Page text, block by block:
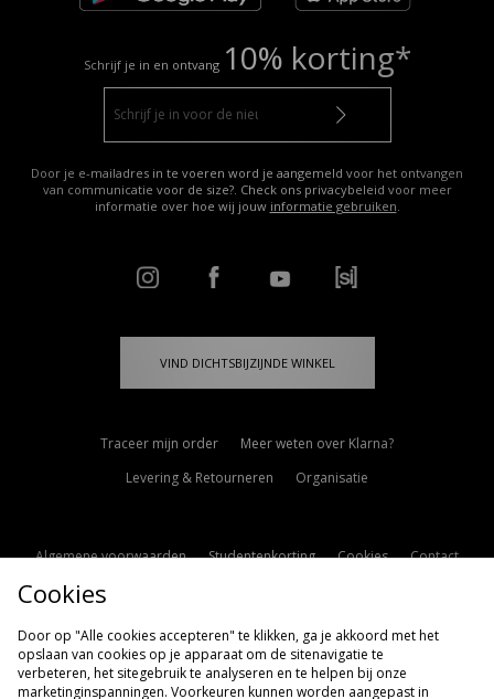
Schrijf je in en ontvang 10% korting*
Door je e-mailadres in te voeren word je aangemeld voor het ontvangen
van communicatie voor de size?. Check ons privacybeleid voor meer
informatie over hoe wij jouw informatie gebruiken
VIND DICHTSBIJZIJNDE WINKEL
Traceer mijn order
Meer weten over Klarna?
Levering & Retourneren
Organisatie
Algemene voorwaarden Studentenkorting Cookies
Contact
Cookie Instellingen
Cookies
Door op "Alle cookies accepteren" te klikken, ga je akkoord met het
opslaan van cookies op je apparaat om de sitenavigatie te
verbeteren, het sitegebruik te analyseren en te helpen bij onze
marketinginspanningen. Voorkeuren kunnen worden aangepast in